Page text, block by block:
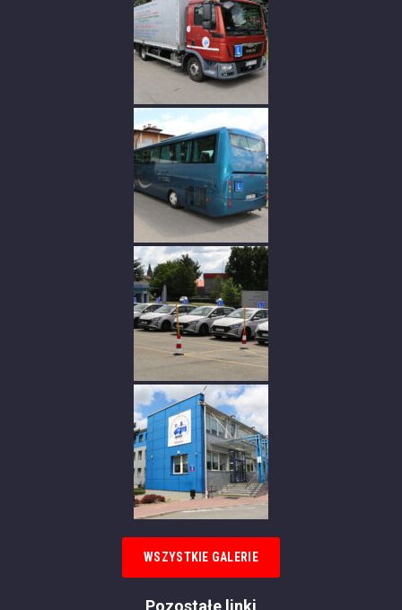
WSZYSTKIE GALERIE